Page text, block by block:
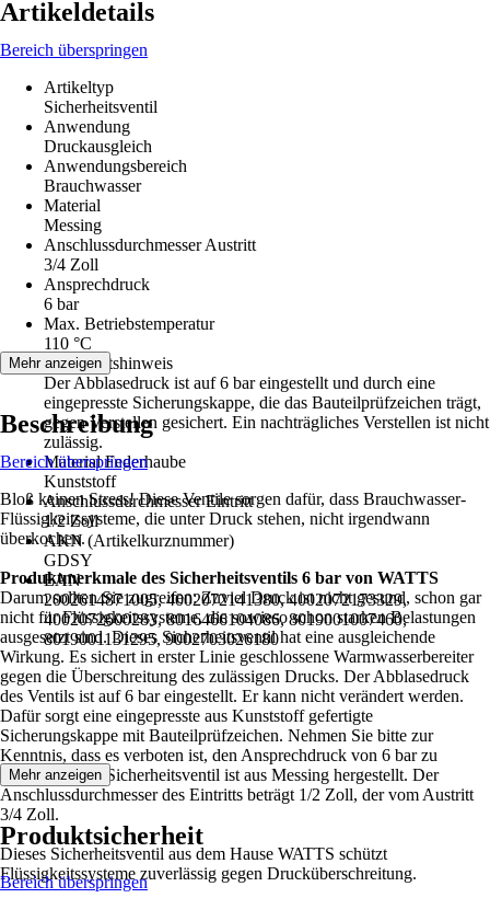
Artikeldetails
Bereich überspringen
Artikeltyp
Sicherheitsventil
Anwendung
Druckausgleich
Anwendungsbereich
Brauchwasser
Material
Messing
Anschlussdurchmesser Austritt
3/4 Zoll
Ansprechdruck
6 bar
Max. Betriebstemperatur
110 °C
Sicherheitshinweis
Der Abblasedruck ist auf 6 bar eingestellt und durch eine
eingepresste Sicherungskappe, die das Bauteilprüfzeichen trägt,
gegen Verstellen gesichert. Ein nachträgliches Verstellen ist nicht
zulässig.
Material Federhaube
Kunststoff
Anschlussdurchmesser Eintritt
1/2 Zoll
AKN (Artikelkurznummer)
GDSY
EAN
2002614871005, 4002072141380, 4002072173329,
4002072600283, 8016466104086, 8019001007460,
8019001131295, 9002703026180
Mehr anzeigen
Beschreibung
Bereich überspringen
Bloß keinen Stress! Diese Ventile sorgen dafür, dass Brauchwasser-
Flüssigkeitssysteme, die unter Druck stehen, nicht irgendwann
überkochen.
Produktmerkmale des Sicherheitsventils 6 bar von WATTS
Darum sollten Sie zugreifen: Zuviel Druck ist nicht gesund, schon gar
nicht für Flüssigkeitssysteme, die sowieso schon starken Belastungen
ausgesetzt sind. Dieses Sicherheitsventil hat eine ausgleichende
Wirkung. Es sichert in erster Linie geschlossene Warmwasserbereiter
gegen die Überschreitung des zulässigen Drucks. Der Abblasedruck
des Ventils ist auf 6 bar eingestellt. Er kann nicht verändert werden.
Dafür sorgt eine eingepresste aus Kunststoff gefertigte
Sicherungskappe mit Bauteilprüfzeichen. Nehmen Sie bitte zur
Kenntnis, dass es verboten ist, den Ansprechdruck von 6 bar zu
verstellen. Das Sicherheitsventil ist aus Messing hergestellt. Der
Anschlussdurchmesser des Eintritts beträgt 1/2 Zoll, der vom Austritt
3/4 Zoll.
Dieses Sicherheitsventil aus dem Hause WATTS schützt
Flüssigkeitssysteme zuverlässig gegen Drucküberschreitung.
Mehr anzeigen
Produktsicherheit
Bereich überspringen